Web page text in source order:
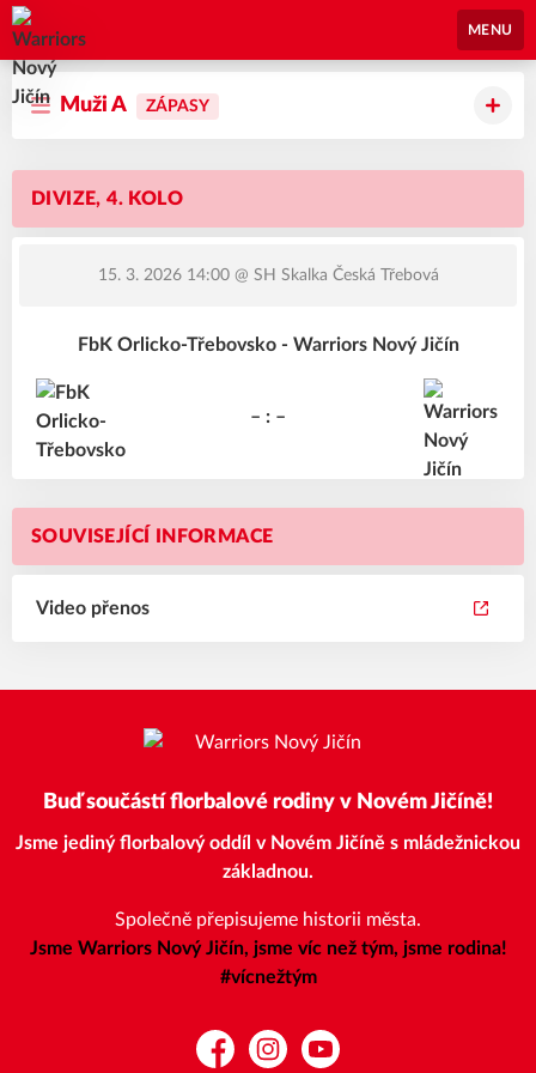
Warriors Nový Jičín
MENU
Muži A ZÁPASY
DIVIZE, 4. KOLO
15. 3. 2026 14:00@ SH Skalka Česká Třebová
FbK Orlicko-Třebovsko - Warriors Nový Jičín
– : –
SOUVISEJÍCÍ INFORMACE
Video přenos
Buď součástí florbalové rodiny v Novém Jičíně!
Jsme jediný florbalový oddíl v Novém Jičíně s mládežnickou
základnou.
Společně přepisujeme historii města.
Jsme Warriors Nový Jičín, jsme víc než tým, jsme rodina!
#vícnežtým
FacebookInstagramYouTube